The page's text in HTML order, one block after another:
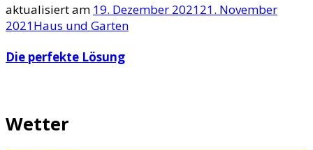
aktualisiert am 19. Dezember 202121. November
2021Haus und Garten
Die perfekte Lösung
Wetter